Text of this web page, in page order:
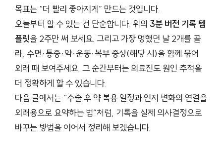
목표는 “더 빨리 좋아지게” 만드는 것입니다.
오늘부터 할 수 있는 건 단순합니다. 위의 3분 버전 기록 템
플릿을 2주만 써 보세요. 그리고 가장 멍했던 날 2개를 골
라, 수면·통증·약·운동·복부 증상(해당 시)을 함께 묶어
외래 때 보여주세요. 그 순간부터는 의료진도 원인 추적을
더 정확하게 할 수 있습니다.
다음 글에서는 “수술 후 약 복용 일정과 인지 변화의 연결을
외래용으로 요약하는 법”처럼, 기록을 실제 의사결정으로
바꾸는 방법을 이어서 정리해 보겠습니다.